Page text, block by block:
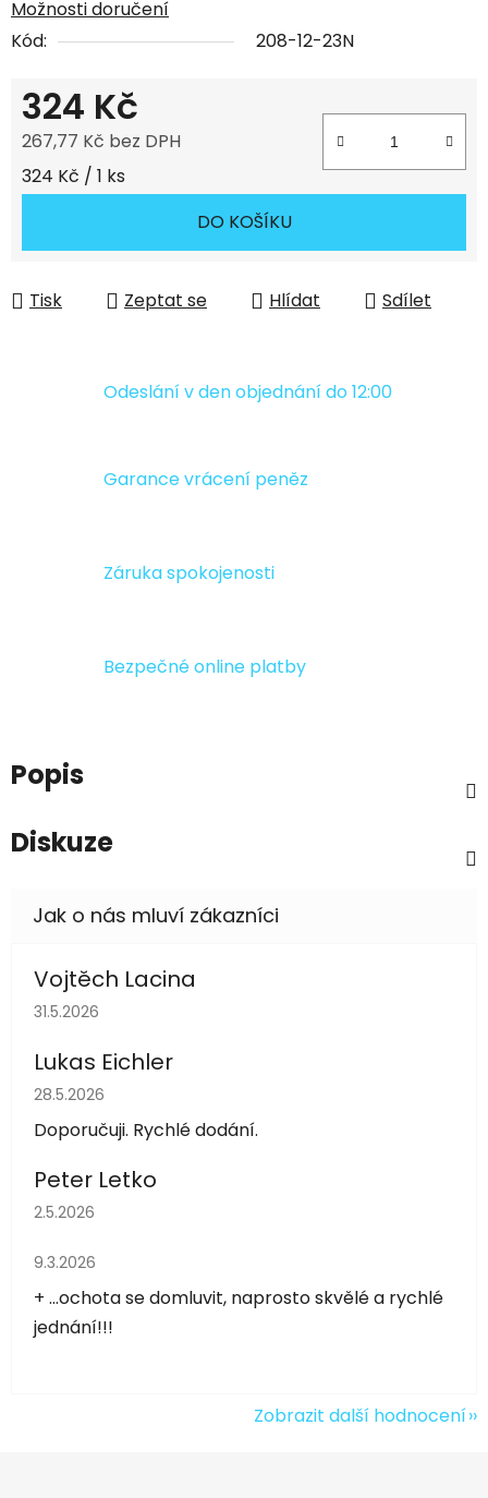
Možnosti doručení
Kód:
208-12-23N
324 Kč
267,77 Kč bez DPH
Měrná cena:
324 Kč / 1 ks
DO KOŠÍKU
Tisk Zeptat se Hlídat Sdílet
Odeslání v den objednání do 12:00
Garance vrácení peněz
Záruka spokojenosti
Bezpečné online platby
Popis
Diskuze
Vojtěch Lacina
Hodnocení obchodu je 5 z 5 hvězdiček.
31.5.2026
Lukas Eichler
Hodnocení obchodu je 5 z 5 hvězdiček.
28.5.2026
Doporučuji. Rychlé dodání.
Peter Letko
Hodnocení obchodu je 5 z 5 hvězdiček.
2.5.2026
Hodnocení obchodu je 5 z 5 hvězdiček.
9.3.2026
+ ...ochota se domluvit, naprosto skvělé a rychlé
jednání!!!
Zobrazit další hodnocení